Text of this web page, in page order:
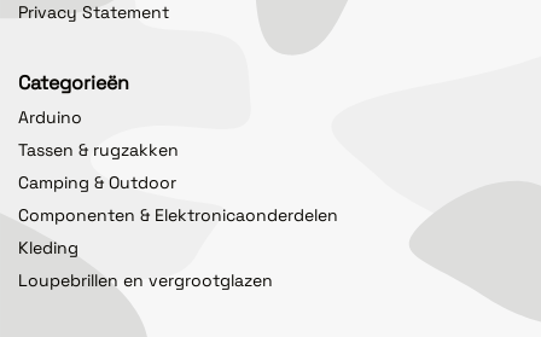
Privacy Statement
Categorieën
Arduino
Tassen & rugzakken
Camping & Outdoor
Componenten & Elektronicaonderdelen
Kleding
Loupebrillen en vergrootglazen